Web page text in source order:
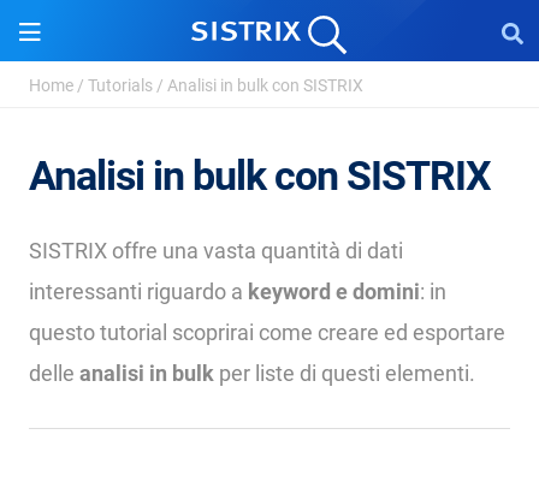
Home / Tutorials / Analisi in bulk con SISTRIX
Analisi in bulk con SISTRIX
SISTRIX offre una vasta quantità di dati
interessanti riguardo a keyword e domini: in
questo tutorial scoprirai come creare ed esportare
delle analisi in bulk per liste di questi elementi.